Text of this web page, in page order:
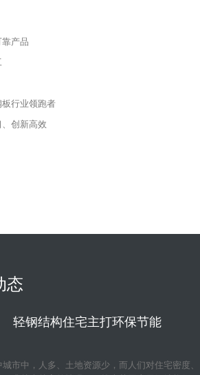
产品
行业领跑者
创新高效
态
轻钢结构住宅主打环保节能
市中，人多、土地资源少，而人们对住宅密度、